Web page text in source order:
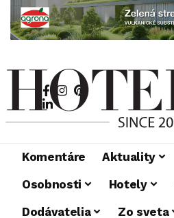
Komentáre Aktuality
Osobnosti
Hotely
Dodávatelia
Zo sveta